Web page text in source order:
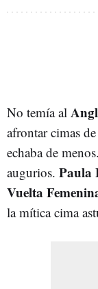
No temía al
afrontar cimas
echaba de
augurios. Paula
Vuelta
la mítica cima